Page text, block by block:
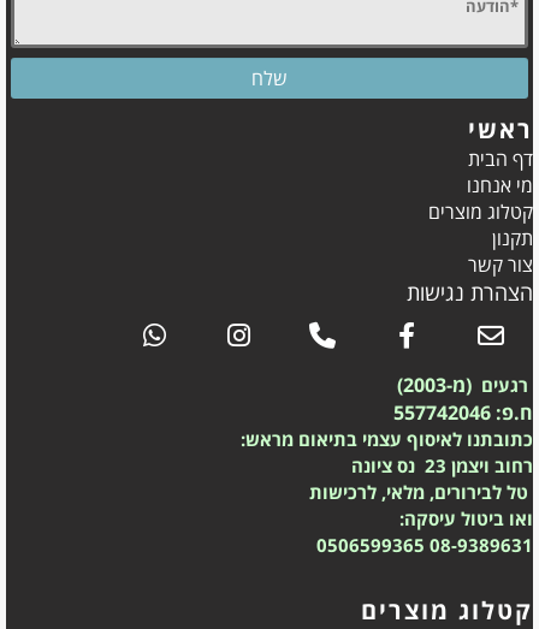
ראשי
דף הבית
מי אנחנו
קטלוג מוצרים
תקנון
צור קשר
הצהרת נגישות
רגעים (מ-2003)
ח.פ: 557742046
כתובתנו לאיסוף עצמי בתיאום מראש:
רחוב ויצמן 23 נס ציונה
טל לבירורים, מלאי, לרכישות
ואו ביטול עיסקה:
08-9389631
0506599365
קטלוג מוצרים